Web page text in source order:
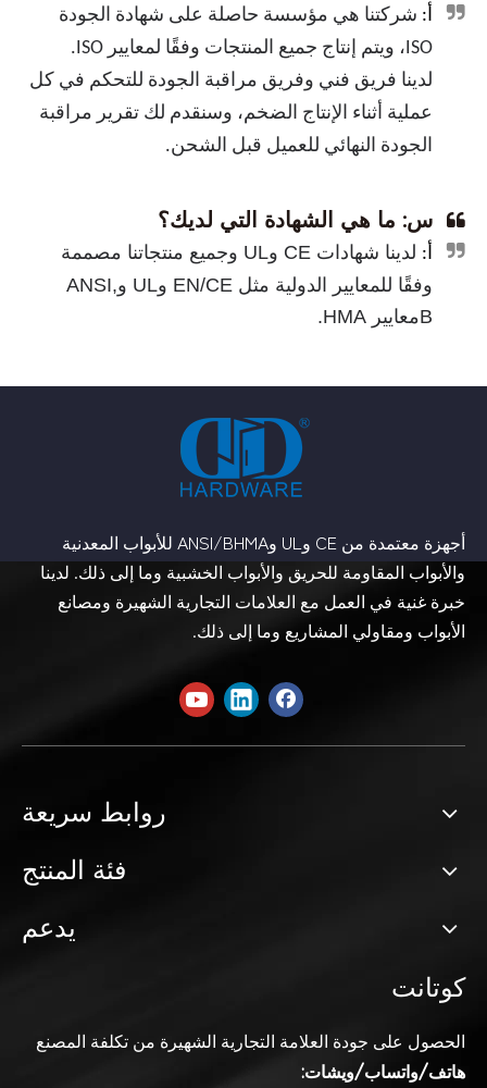
أ: شركتنا هي مؤسسة حاصلة على شهادة الجودة
ISO، ويتم إنتاج جميع المنتجات وفقًا لمعايير ISO.
لدينا فريق فني وفريق مراقبة الجودة للتحكم في كل
عملية أثناء الإنتاج الضخم، وسنقدم لك تقرير مراقبة
الجودة النهائي للعميل قبل الشحن.
س: ما هي الشهادة التي لديك؟
أ:
لدينا شهادات CE وUL وجميع منتجاتنا مصممة
وفقًا للمعايير الدولية مثل EN/CE وUL وANSI
,
Bمعايير HMA.
أجهزة معتمدة من CE وUL وANSI/BHMA للأبواب المعدنية
والأبواب المقاومة للحريق والأبواب الخشبية وما إلى ذلك. لدينا
خبرة غنية في العمل مع العلامات التجارية الشهيرة ومصانع
الأبواب ومقاولي المشاريع وما إلى ذلك.
روابط سريعة
فئة المنتج
يدعم
كوتانت
الحصول على جودة العلامة التجارية الشهيرة من تكلفة المصنع
هاتف/واتساب/ويشات: